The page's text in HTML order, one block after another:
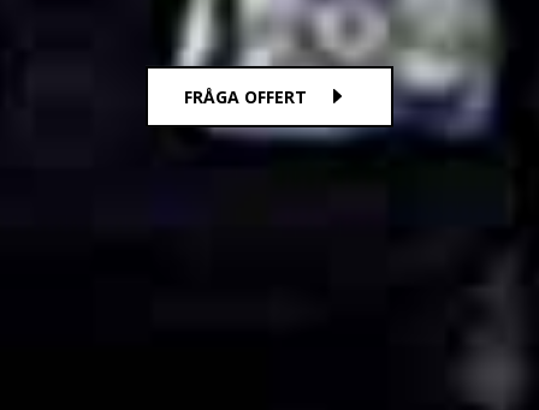
FRÅGA OFFERT